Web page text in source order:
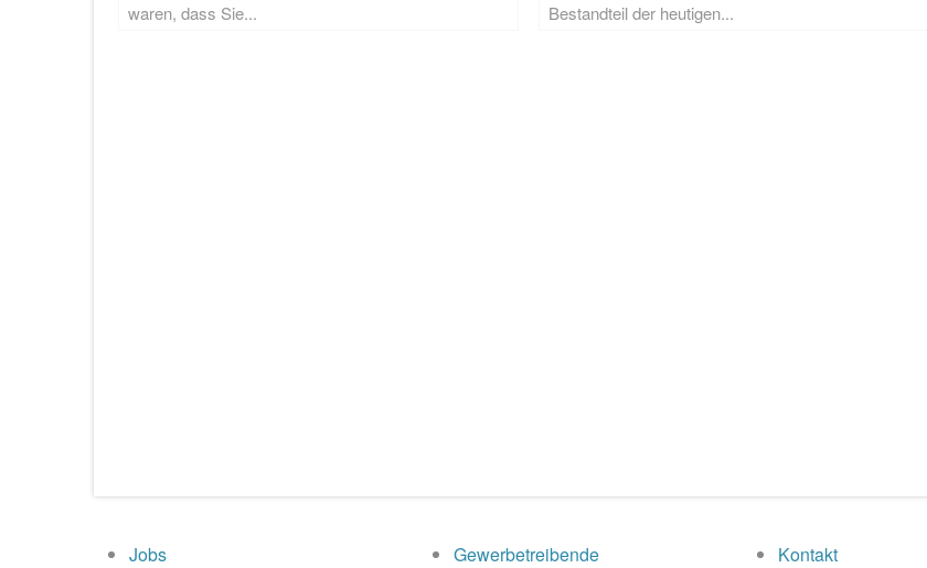
waren, dass Sie...
Bestandteil der heutigen...
Jobs Gewerbetreibende Kontakt